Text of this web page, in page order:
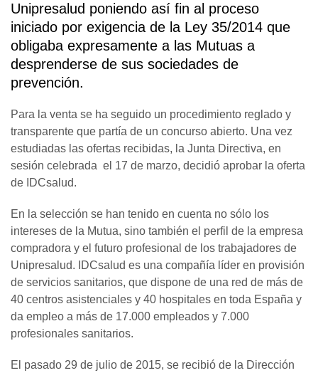
Unipresalud poniendo así fin al proceso
iniciado por exigencia de la Ley 35/2014 que
obligaba expresamente a las Mutuas a
desprenderse de sus sociedades de
prevención.
Para la venta se ha seguido un procedimiento reglado y
transparente que partía de un concurso abierto. Una vez
estudiadas las ofertas recibidas, la Junta Directiva, en
sesión celebrada el 17 de marzo, decidió aprobar la oferta
de IDCsalud.
En la selección se han tenido en cuenta no sólo los
intereses de la Mutua, sino también el perfil de la empresa
compradora y el futuro profesional de los trabajadores de
Unipresalud. IDCsalud es una compañía líder en provisión
de servicios sanitarios, que dispone de una red de más de
40 centros asistenciales y 40 hospitales en toda España y
da empleo a más de 17.000 empleados y 7.000
profesionales sanitarios.
El pasado 29 de julio de 2015, se recibió de la Dirección